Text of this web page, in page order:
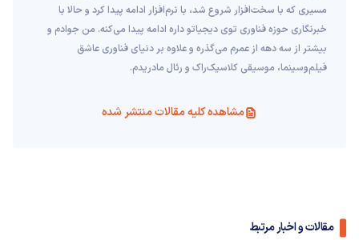
مسیری که با سخت‌افزار شروع شد، با نرم‌افزار ادامه پیدا کرد و حالا با
خبرنگاری حوزه فناوری توی دیجیاتو داره ادامه پیدا می‌کنه. من جوادم و
بیشتر از سه دهه از عمرم می‌گذره و علاوه بر دنیای فناوری عاشق
فیلم‌و‌سینما، موسیقی کلاسیک‌راک و رئال مادریدم.
مشاهده کلیه مقالات منتشر شده
مقالات و اخبار مرتبط